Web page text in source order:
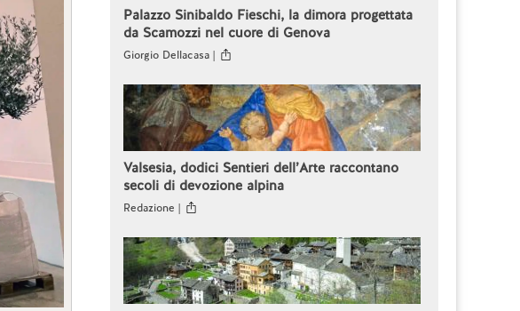
Palazzo Sinibaldo Fieschi, la dimora progettata
da Scamozzi nel cuore di Genova
Giorgio Dellacasa |
Valsesia, dodici Sentieri dell’Arte raccontano
secoli di devozione alpina
Redazione |